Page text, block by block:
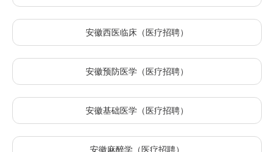
安徽西医临床（医疗招聘）
安徽预防医学（医疗招聘）
安徽基础医学（医疗招聘）
安徽麻醉学（医疗招聘）